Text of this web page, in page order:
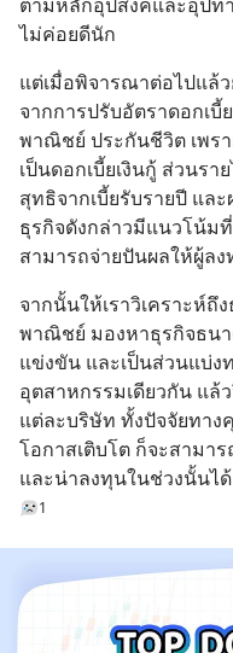
ตามหลักอุปสงค์และอุปท
ไม่ค่อยดีนัก
แต่เมื่อพิจารณาต่อไปแล้
จากการปรับอัตราดอกเ
พาณิชย์ ประกันชีวิต เพร
เป็นดอกเบี้ยเงินกู้ ส่วนร
สุทธิจากเบี้ยรับรายปี แล
ธุรกิจดังกล่าวมีแนวโน้ม
สามารถจ่ายปันผลให้ผู้ล
จากนั้นให้เราวิเคราะห์
พาณิชย์ มองหาธุรกิจธนา
แข่งขัน และเป็นส่วนแบ่ง
อุตสาหกรรมเดียวกัน แล้
แต่ละบริษัท ทั้งปัจจัยทาง
โอกาสเติบโต ก็จะสามา
และน่าลงทุนในช่วงนั้นได้
1